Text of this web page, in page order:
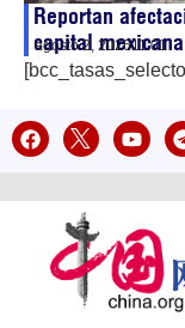
Reportan
capital mexicana
agosto 2, 202611:01